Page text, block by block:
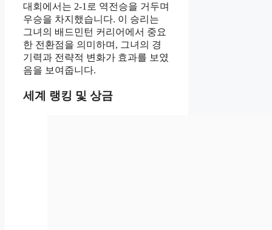
대회에서는 2-1로 역전승을 거두며
우승을 차지했습니다. 이 승리는
그녀의 배드민턴 커리어에서 중요
한 전환점을 의미하며, 그녀의 경
기력과 전략적 변화가 효과를 보였
음을 보여줍니다.
세계 랭킹 및 상금